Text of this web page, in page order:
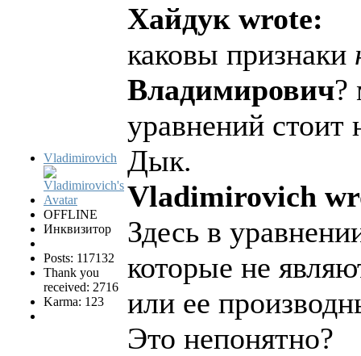
Vladimirovich
OFFLINE
Инквизитор
Posts: 117132
Thank you
received: 2716
Karma: 123
Хайдук wrote:
каковы признаки
Владимирович?
уравнений стоит
Дык.
Vladimirovich
Здесь в
которые не
или ее
Это непонятно?